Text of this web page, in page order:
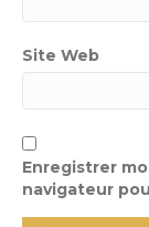
Site Web
Enregistrer
navigateur